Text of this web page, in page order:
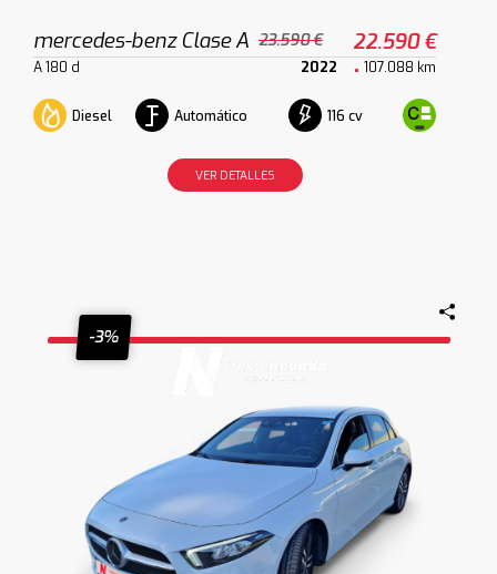
mercedes-benz Clase A 23.590 € 22.590 €
A 180 d 2022 107.088 km
Diesel Automático 116 cv
VER DETALLES
-3%